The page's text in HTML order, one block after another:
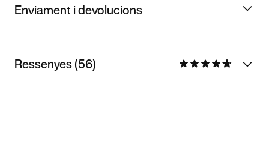
Enviament i devolucions
Ressenyes (56)